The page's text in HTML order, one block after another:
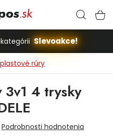
Slevoakce!
rúry
3v1 4 trysky
Podrobnosti hodnotenia